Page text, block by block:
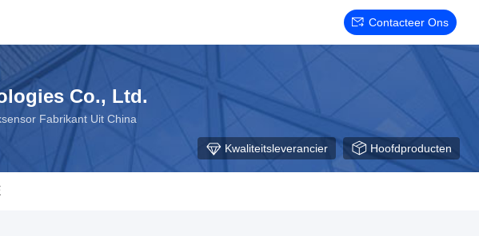
Contacteer Ons
Co., Ltd.
Fabrikant Uit China
Kwaliteitsleverancier Hoofdproducten